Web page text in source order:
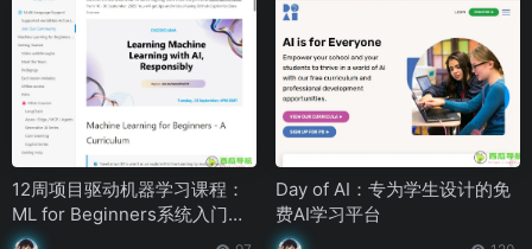
12周项目驱动机器学习课程：
ML for Beginners系统入门指
南
Day of AI：专为学生设计的免
费AI学习平台